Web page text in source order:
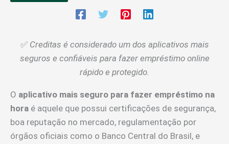
✅ Creditas é considerado um dos aplicativos mais
seguros e confiáveis para fazer empréstimo online
rápido e protegido.
O aplicativo mais seguro para fazer empréstimo na
hora é aquele que possui certificações de segurança,
boa reputação no mercado, regulamentação por
órgãos oficiais como o Banco Central do Brasil, e